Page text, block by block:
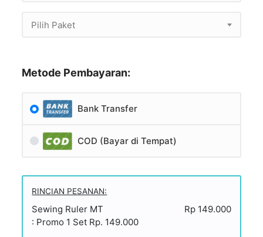
Pilih Paket
Metode Pembayaran:
Bank Transfer
COD (Bayar di Tempat)
RINCIAN PESANAN:
Sewing Ruler MT
: Promo 1 Set Rp. 149.000
Rp 149.000